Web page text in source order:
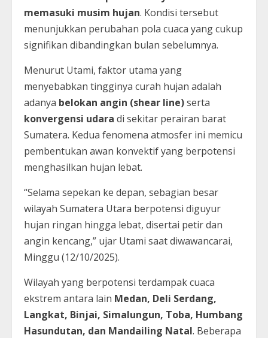
memasuki musim hujan. Kondisi tersebut
menunjukkan perubahan pola cuaca yang cukup
signifikan dibandingkan bulan sebelumnya.
Menurut Utami, faktor utama yang
menyebabkan tingginya curah hujan adalah
adanya belokan angin (shear line)serta
konvergensi udara di sekitar perairan barat
Sumatera. Kedua fenomena atmosfer ini memicu
pembentukan awan konvektif yang berpotensi
menghasilkan hujan lebat.
“Selama sepekan ke depan, sebagian besar
wilayah Sumatera Utara berpotensi diguyur
hujan ringan hingga lebat, disertai petir dan
angin kencang,” ujar Utami saat diwawancarai,
Minggu (12/10/2025).
Wilayah yang berpotensi terdampak cuaca
ekstrem antara lain Medan, Deli Serdang,
Langkat, Binjai, Simalungun, Toba, Humbang
Hasundutan, dan Mandailing Natal. Beberapa